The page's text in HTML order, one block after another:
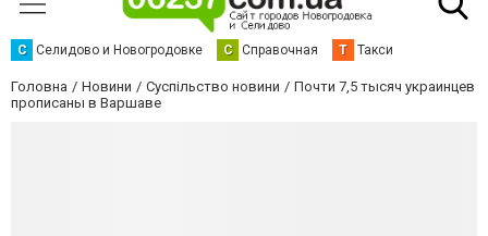
С Селидово и Новогродовке С Справочная Т Такси
Головна Новини Суспільство новини
Почти 7,5 тысяч украинцев
прописаны в Варшаве